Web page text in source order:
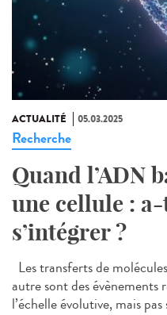
ACTUALITÉ 05.03.2025
Recherche
Quand l’ADN
une cellule :
s’intégrer ?
Les transferts de
autre sont des
l’échelle évolutive, mais